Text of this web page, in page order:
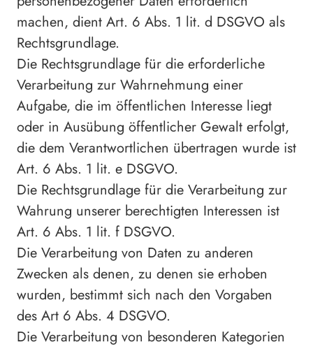
machen, dient Art. 6 Abs. 1 lit. d DSGVO als
Rechtsgrundlage.
Die Rechtsgrundlage für die erforderliche
Verarbeitung zur Wahrnehmung einer
Aufgabe, die im öffentlichen Interesse liegt
oder in Ausübung öffentlicher Gewalt erfolgt,
die dem Verantwortlichen übertragen wurde ist
Art. 6 Abs. 1 lit. e DSGVO.
Die Rechtsgrundlage für die Verarbeitung zur
Wahrung unserer berechtigten Interessen ist
Art. 6 Abs. 1 lit. f DSGVO.
Die Verarbeitung von Daten zu anderen
Zwecken als denen, zu denen sie erhoben
wurden, bestimmt sich nach den Vorgaben
des Art 6 Abs. 4 DSGVO.
Die Verarbeitung von besonderen Kategorien